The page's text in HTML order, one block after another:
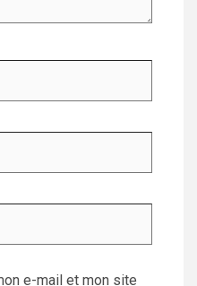
e-mail et mon site